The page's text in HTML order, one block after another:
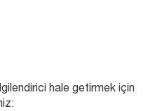
hale getirmek için